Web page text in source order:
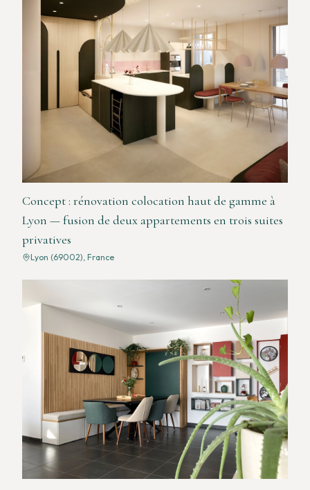
Concept : rénovation colocation haut de gamme à
Lyon — fusion de deux appartements en trois suites
privatives
Lyon (69002), France